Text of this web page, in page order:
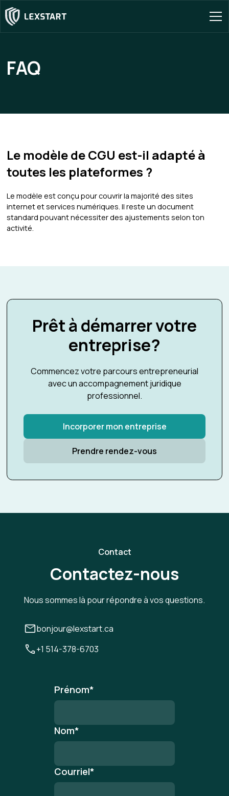
FAQ
Le modèle de CGU est-il adapté à
toutes les plateformes ?
Le modèle est conçu pour couvrir la majorité des sites
internet et services numériques. Il reste un document
standard pouvant nécessiter des ajustements selon ton
activité.
Prêt à démarrer votre
entreprise?
Commencez votre parcours entrepreneurial
avec un accompagnement juridique
professionnel.
Incorporer mon entreprise
Prendre rendez-vous
Contact
Contactez-nous
Nous sommes là pour répondre à vos questions.
bonjour@lexstart.ca
+1 514-378-6703
Prénom*
Nom*
Courriel*